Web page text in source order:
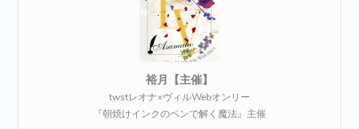
裕月【主催】
twstレオナ×ヴィルWebオンリー
『朝焼けインクのペンで解く魔法』主催